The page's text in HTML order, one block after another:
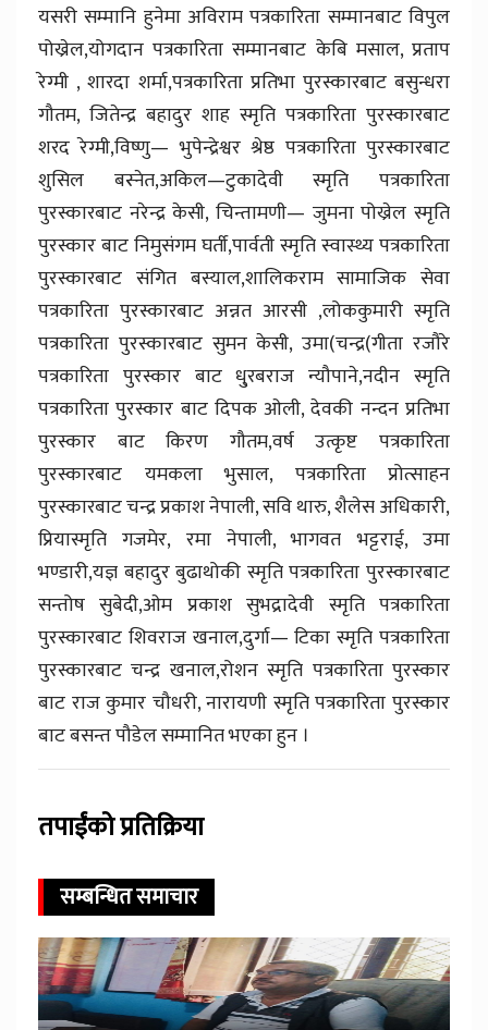
यसरी सम्मानि हुनेमा अविराम पत्रकारिता सम्मानबाट विपुल
पोख्रेल,योगदान पत्रकारिता सम्मानबाट केबि मसाल, प्रताप
रेग्मी , शारदा शर्मा,पत्रकारिता प्रतिभा पुरस्कारबाट बसुन्धरा
गौतम, जितेन्द्र बहादुर शाह स्मृति पत्रकारिता पुरस्कारबाट
शरद रेग्मी,विष्णु— भुपेन्द्रेश्वर श्रेष्ठ पत्रकारिता पुरस्कारबाट
शुसिल बस्नेत,अकिल—टुकादेवी स्मृति पत्रकारिता
पुरस्कारबाट नरेन्द्र केसी, चिन्तामणी— जुमना पोख्रेल स्मृति
पुरस्कार बाट निमुसंगम घर्ती,पार्वती स्मृति स्वास्थ्य पत्रकारिता
पुरस्कारबाट संगित बस्याल,शालिकराम सामाजिक सेवा
पत्रकारिता पुरस्कारबाट अन्नत आरसी ,लोककुमारी स्मृति
पत्रकारिता पुरस्कारबाट सुमन केसी, उमा(चन्द्र(गीता रजौरे
पत्रकारिता पुरस्कार बाट धु्रबराज न्यौपाने,नदीन स्मृति
पत्रकारिता पुरस्कार बाट दिपक ओली, देवकी नन्दन प्रतिभा
पुरस्कार बाट किरण गौतम,वर्ष उत्कृष्ट पत्रकारिता
पुरस्कारबाट यमकला भुसाल, पत्रकारिता प्रोत्साहन
पुरस्कारबाट चन्द्र प्रकाश नेपाली, सवि थारु, शैलेस अधिकारी,
प्रियास्मृति गजमेर, रमा नेपाली, भागवत भट्टराई, उमा
भण्डारी,यज्ञ बहादुर बुढाथोकी स्मृति पत्रकारिता पुरस्कारबाट
सन्तोष सुबेदी,ओम प्रकाश सुभद्रादेवी स्मृति पत्रकारिता
पुरस्कारबाट शिवराज खनाल,दुर्गा— टिका स्मृति पत्रकारिता
पुरस्कारबाट चन्द्र खनाल,रोशन स्मृति पत्रकारिता पुरस्कार
बाट राज कुमार चौधरी, नारायणी स्मृति पत्रकारिता पुरस्कार
बाट बसन्त पौडेल सम्मानित भएका हुन ।
तपाईंको प्रतिक्रिया
सम्बन्धित समाचार